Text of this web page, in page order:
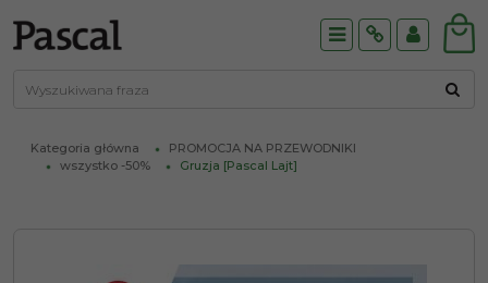
MenuInfoPanel
Kategoria główna
PROMOCJA NA PRZEWODNIKI
wszystko -50%
Gruzja [Pascal Lajt]